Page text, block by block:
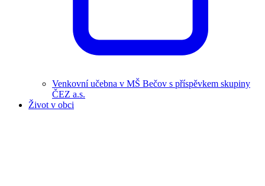
Venkovní učebna v MŠ Bečov s příspěvkem skupiny
ČEZ a.s.
Život v obci